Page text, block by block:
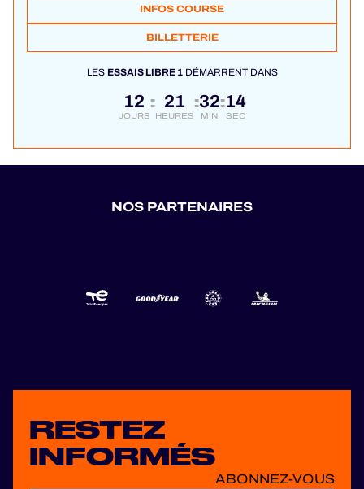
INFOS COURSE
BILLETTERIE
LESESSAIS LIBRE 1DÉMARRENT DANS
12
JOURS
: 21
HEURES
:32
MIN
:13
SEC
NOS PARTENAIRES
RESTEZ
INFORMÉS
ABONNEZ-VOUS